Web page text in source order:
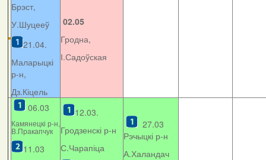
Брэст,
У.Шуцееў
21.04.
Маларыцкі
р-н,
Дз.Кіцель
02.05
Гродна,
І.Садоўская
06.03
Камянецкі р-н,
В.Пракапчук
11.03
12.03.
Гродзенскі р-н
С.Чарапіца
27.03
Рэчыцкі р-н
А.Халандач